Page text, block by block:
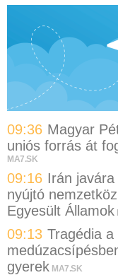
09:36 Magyar
uniós forrás át
MA7.SK
09:16 Irán
nyújtó
Egyesült Államok
09:13 Tragédia a
gyerek MA7.SK